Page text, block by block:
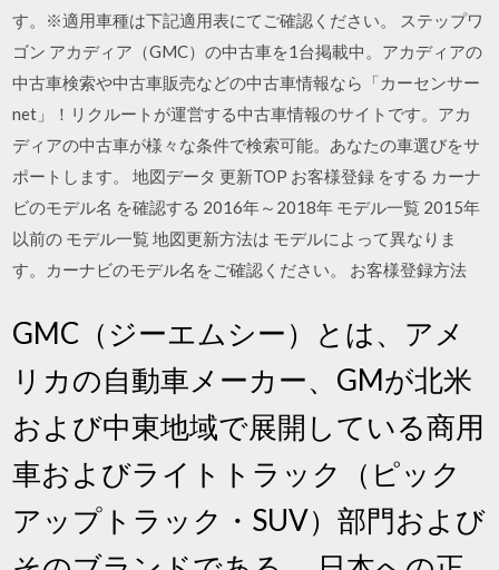
す。※適用車種は下記適用表にてご確認ください。 ステップワ
ゴン アカディア（GMC）の中古車を1台掲載中。アカディアの
中古車検索や中古車販売などの中古車情報なら「カーセンサー
net」！リクルートが運営する中古車情報のサイトです。アカ
ディアの中古車が様々な条件で検索可能。あなたの車選びをサ
ポートします。 地図データ 更新TOP お客様登録 をする カーナ
ビのモデル名 を確認する 2016年～2018年 モデル一覧 2015年
以前の モデル一覧 地図更新方法は モデルによって異なりま
す。カーナビのモデル名をご確認ください。 お客様登録方法
GMC（ジーエムシー）とは、アメ
リカの自動車メーカー、GMが北米
および中東地域で展開している商用
車およびライトトラック（ピック
アップトラック・SUV）部門および